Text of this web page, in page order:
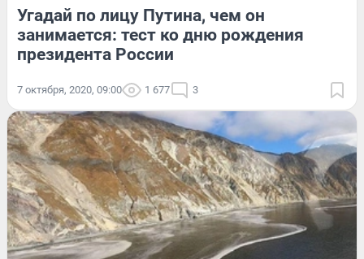
Угадай по лицу Путина, чем он
занимается: тест ко дню рождения
президента России
7 октября, 2020, 09:00 1 677 3